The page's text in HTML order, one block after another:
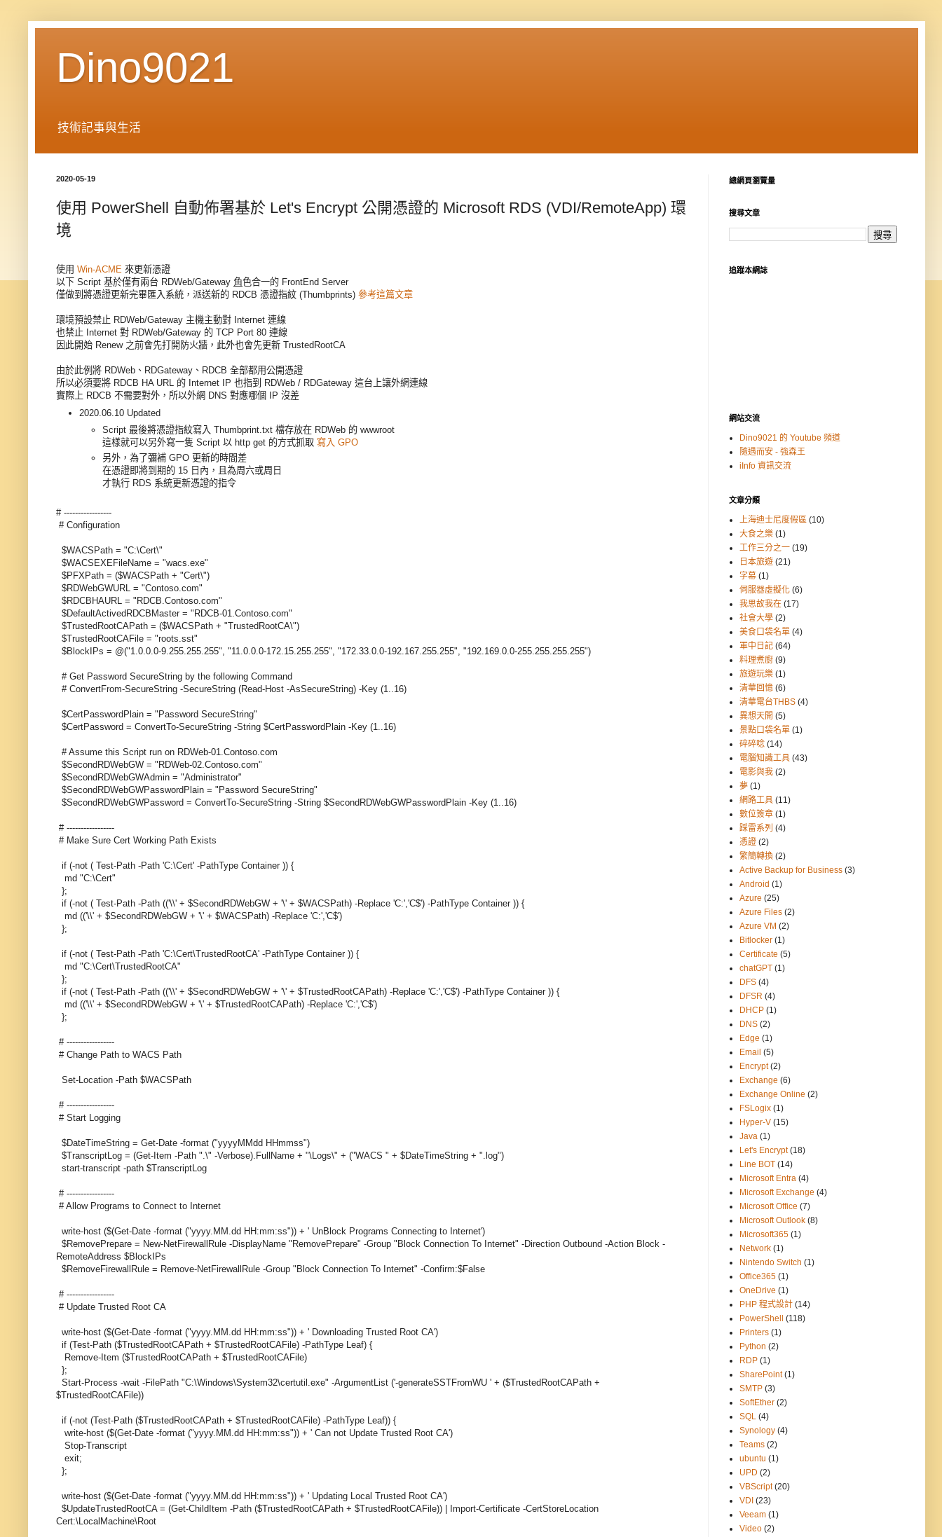
Dino9021
技術記事與生活
2020-05-19
使用 PowerShell 自動佈署基於 Let's Encrypt 公開憑證的 Microsoft RDS (VDI/RemoteApp) 環
境
使用 Win-ACME 來更新憑證
以下 Script 基於僅有兩台 RDWeb/Gateway 角色合一的 FrontEnd Server
僅做到將憑證更新完畢匯入系統，派送新的 RDCB 憑證指紋 (Thumbprints) 參考這篇文章
環境預設禁止 RDWeb/Gateway 主機主動對 Internet 連線
也禁止 Internet 對 RDWeb/Gateway 的 TCP Port 80 連線
因此開始 Renew 之前會先打開防火牆，此外也會先更新 TrustedRootCA
由於此例將 RDWeb、RDGateway、RDCB 全部都用公開憑證
所以必須要將 RDCB HA URL 的 Internet IP 也指到 RDWeb / RDGateway 這台上讓外網連線
實際上 RDCB 不需要對外，所以外網 DNS 對應哪個 IP 沒差
2020.06.10 Updated
Script 最後將憑證指紋寫入 Thumbprint.txt 檔存放在 RDWeb 的 wwwroot
這樣就可以另外寫一隻 Script 以 http get 的方式抓取 寫入 GPO
另外，為了彌補 GPO 更新的時間差
在憑證即將到期的 15 日內，且為周六或周日
才執行 RDS 系統更新憑證的指令
# -----------------
# Configuration
$WACSPath = "C:\Cert\"
$WACSEXEFileName = "wacs.exe"
$PFXPath = ($WACSPath + "Cert\")
$RDWebGWURL = "Contoso.com"
$RDCBHAURL = "RDCB.Contoso.com"
$DefaultActivedRDCBMaster = "RDCB-01.Contoso.com"
$TrustedRootCAPath = ($WACSPath + "TrustedRootCA\")
$TrustedRootCAFile = "roots.sst"
$BlockIPs = @("1.0.0.0-9.255.255.255", "11.0.0.0-172.15.255.255", "172.33.0.0-192.167.255.255", "192.169.0.0-255.255.255.255")
# Get Password SecureString by the following Command
# ConvertFrom-SecureString -SecureString (Read-Host -AsSecureString) -Key (1..16)
$CertPasswordPlain = "Password SecureString"
$CertPassword = ConvertTo-SecureString -String $CertPasswordPlain -Key (1..16)
# Assume this Script run on RDWeb-01.Contoso.com
$SecondRDWebGW = "RDWeb-02.Contoso.com"
$SecondRDWebGWAdmin = "Administrator"
$SecondRDWebGWPasswordPlain = "Password SecureString"
$SecondRDWebGWPassword = ConvertTo-SecureString -String $SecondRDWebGWPasswordPlain -Key (1..16)
# -----------------
# Make Sure Cert Working Path Exists
if (-not ( Test-Path -Path 'C:\Cert' -PathType Container )) {
md "C:\Cert"
};
if (-not ( Test-Path -Path (('\\' + $SecondRDWebGW + '\' + $WACSPath) -Replace 'C:','C$') -PathType Container )) {
md (('\\' + $SecondRDWebGW + '\' + $WACSPath) -Replace 'C:','C$')
};
if (-not ( Test-Path -Path 'C:\Cert\TrustedRootCA' -PathType Container )) {
md "C:\Cert\TrustedRootCA"
};
if (-not ( Test-Path -Path (('\\' + $SecondRDWebGW + '\' + $TrustedRootCAPath) -Replace 'C:','C$') -PathType Container )) {
md (('\\' + $SecondRDWebGW + '\' + $TrustedRootCAPath) -Replace 'C:','C$')
};
# -----------------
# Change Path to WACS Path
Set-Location -Path $WACSPath
# -----------------
# Start Logging
$DateTimeString = Get-Date -format ("yyyyMMdd HHmmss")
$TranscriptLog = (Get-Item -Path ".\" -Verbose).FullName + "\Logs\" + ("WACS " + $DateTimeString + ".log")
start-transcript -path $TranscriptLog
# -----------------
# Allow Programs to Connect to Internet
write-host ($(Get-Date -format ("yyyy.MM.dd HH:mm:ss")) + ' UnBlock Programs Connecting to Internet')
$RemovePrepare = New-NetFirewallRule -DisplayName "RemovePrepare" -Group "Block Connection To Internet" -Direction Outbound -Action Block -
RemoteAddress $BlockIPs
$RemoveFirewallRule = Remove-NetFirewallRule -Group "Block Connection To Internet" -Confirm:$False
# -----------------
# Update Trusted Root CA
write-host ($(Get-Date -format ("yyyy.MM.dd HH:mm:ss")) + ' Downloading Trusted Root CA')
if (Test-Path ($TrustedRootCAPath + $TrustedRootCAFile) -PathType Leaf) {
Remove-Item ($TrustedRootCAPath + $TrustedRootCAFile)
};
Start-Process -wait -FilePath "C:\Windows\System32\certutil.exe" -ArgumentList ('-generateSSTFromWU ' + ($TrustedRootCAPath +
$TrustedRootCAFile))
if (-not (Test-Path ($TrustedRootCAPath + $TrustedRootCAFile) -PathType Leaf)) {
write-host ($(Get-Date -format ("yyyy.MM.dd HH:mm:ss")) + ' Can not Update Trusted Root CA')
Stop-Transcript
exit;
};
write-host ($(Get-Date -format ("yyyy.MM.dd HH:mm:ss")) + ' Updating Local Trusted Root CA')
$UpdateTrustedRootCA = (Get-ChildItem -Path ($TrustedRootCAPath + $TrustedRootCAFile)) | Import-Certificate -CertStoreLocation
Cert:\LocalMachine\Root
總網頁瀏覽量
搜尋文章
追蹤本網誌
網站交流
Dino9021 的 Youtube 頻道
隨遇而安 - 強森王
iInfo 資訊交流
文章分類
上海迪士尼度假區 (10)
大食之樂 (1)
工作三分之一 (19)
日本旅遊 (21)
字幕 (1)
伺服器虛擬化 (6)
我思故我在 (17)
社會大學 (2)
美食口袋名單 (4)
軍中日記 (64)
料理煮廚 (9)
旅遊玩樂 (1)
清華回憶 (6)
清華電台THBS (4)
異想天開 (5)
景點口袋名單 (1)
碎碎唸 (14)
電腦知識工具 (43)
電影與我 (2)
夢 (1)
網路工具 (11)
數位簽章 (1)
踩雷系列 (4)
憑證 (2)
繁簡轉換 (2)
Active Backup for Business (3)
Android (1)
Azure (25)
Azure Files (2)
Azure VM (2)
Bitlocker (1)
Certificate (5)
chatGPT (1)
DFS (4)
DFSR (4)
DHCP (1)
DNS (2)
Edge (1)
Email (5)
Encrypt (2)
Exchange (6)
Exchange Online (2)
FSLogix (1)
Hyper-V (15)
Java (1)
Let's Encrypt (18)
Line BOT (14)
Microsoft Entra (4)
Microsoft Exchange (4)
Microsoft Office (7)
Microsoft Outlook (8)
Microsoft365 (1)
Network (1)
Nintendo Switch (1)
Office365 (1)
OneDrive (1)
PHP 程式設計 (14)
PowerShell
(118)
Printers (1)
Python (2)
RDP (1)
SharePoint (1)
SMTP (3)
SoftEther (2)
SQL (4)
Synology (4)
Teams (2)
ubuntu (1)
UPD (2)
VBScript (20)
VDI (23)
Veeam (1)
Video (2)